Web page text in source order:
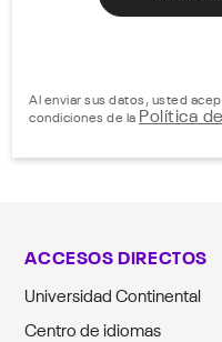
Al enviar sus datos, usted
condiciones de la Política
ACCESOS DIRECTOS
Universidad Continental
Centro de idiomas